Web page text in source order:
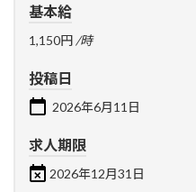
基本給
1,150円 /時
投稿日
2026年6月11日
求人期限
2026年12月31日